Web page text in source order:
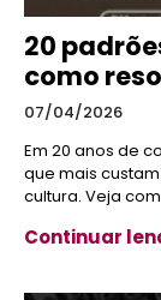
20
como
07/04/2026
Em 20 anos de
que mais
cultura. Veja
Continuar